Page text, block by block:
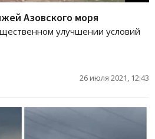
Азовского моря
улучшении условий
26 июля 2021, 12:43